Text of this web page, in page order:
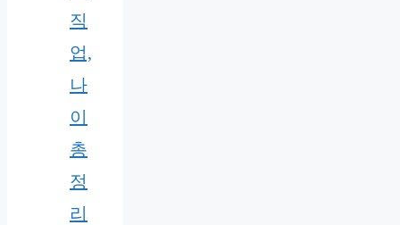
직
업,
나
이
총
정
리